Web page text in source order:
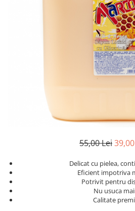
Intretinere masina de spalat
55,00 Lei
Delicat cu pielea,
Eficient impotriva
Potrivit pentru
Nu usuca
Calitate